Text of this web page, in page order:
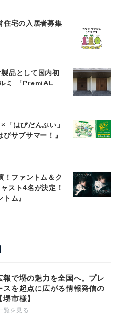
住宅の入居者募集
品として国内初
ミ 「PremiAL
「はぴだんぶい」
サブサマー！』
！ファントム＆ク
スト4名が決定！
ム』
報で堺の魅力を全国へ。プレ
スを起点に広がる情報発信の
市様】
覧を見る